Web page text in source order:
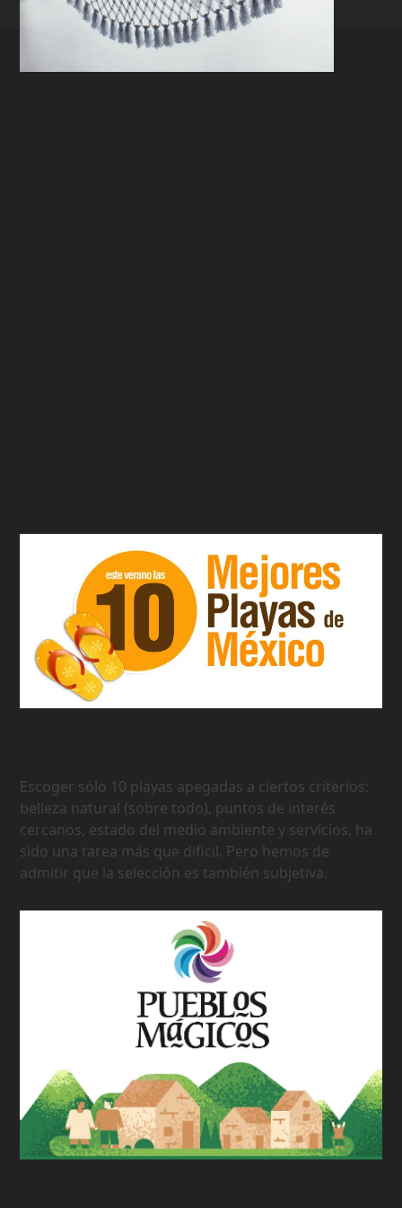
Escoger sólo 10 playas apegadas a ciertos criterios:
belleza natural (sobre todo), puntos de interés
cercanos, estado del medio ambiente y servicios, ha
sido una tarea más que dificil. Pero hemos de
admitir que la selección es también subjetiva.